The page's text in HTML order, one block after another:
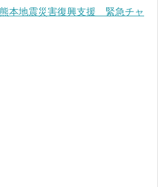
熊本地震災害復興支援 緊急チャ